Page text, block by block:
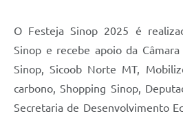
O Festeja Sinop 2025 é
Sinop e recebe apoio da
Sinop, Sicoob Norte MT,
carbono, Shopping Sinop,
Secretaria de Desenvolvimento